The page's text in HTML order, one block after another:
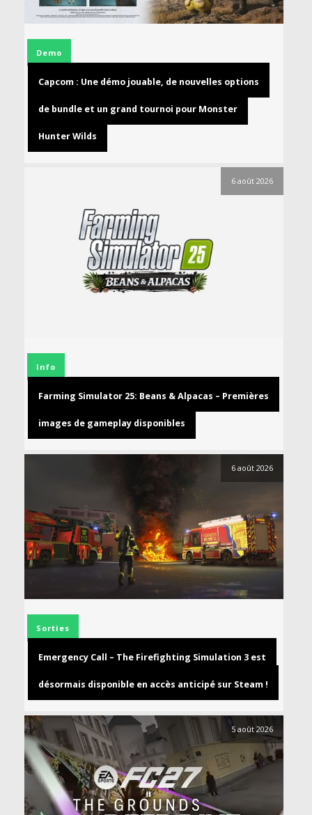
Demo
Capcom : Une démo jouable, de nouvelles options
de bundle et un grand tournoi pour Monster
Hunter Wilds
6 août 2026
Info
Farming Simulator 25: Beans & Alpacas – Premières
images de gameplay disponibles
6 août 2026
Sorties
Emergency Call – The Firefighting Simulation 3 est
désormais disponible en accès anticipé sur Steam !
5 août 2026